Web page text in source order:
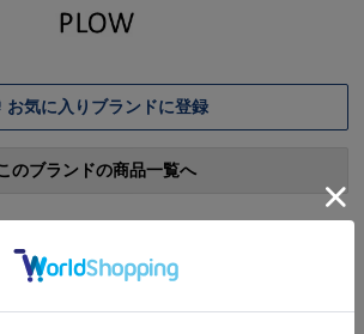
名品ロングセラーを続ける目
利きスタイリストたち監修の
お気に入りブランドに登録
のブランドの商品一覧へ
& TOPICS
最新情報をお知らせ